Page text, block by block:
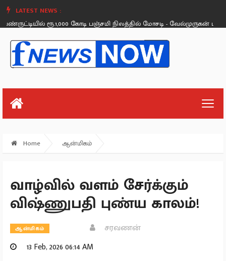
LATEST NEWS :
ரூ.1,000 கோடி பஞ்சமி நிலத்தில் மோசடி - வேல்முருகன் பரபரப்பு
Sunday, August 26
Home ஆன்மிகம்
வாழ்வில் வளம் சேர்க்கும்
விஷ்ணுபதி புண்ய காலம்!
ஆன்மிகம்
சரவணன்
13 Feb, 2026 06:14 AM